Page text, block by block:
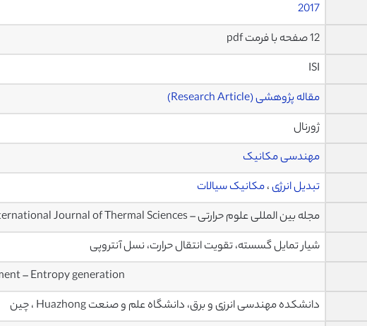
2017
12 صفحه با فرمت pdf
ISI
مقاله پژوهشی (Research Article)
ژورنال
مهندسی مکانیک
تبدیل انرژی،مکانیک سیالات
مجله بین المللی علوم حرارتی – International Journal of Thermal Sciences
شیار تمایل گسسته، تقویت انتقال حرارت، نسل آنتروپی
– Entropy generation
دانشکده مهندسی انرزی و برق، دانشگاه علم و صنعت Huazhong ، چین